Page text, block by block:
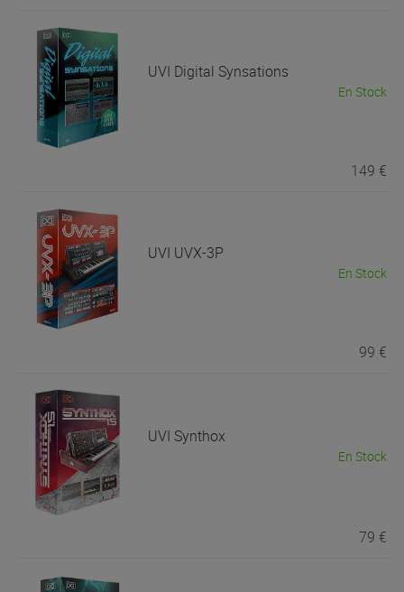
UVI Digital Synsations
En Stock
149 €
UVI UVX-3P
En Stock
99 €
UVISynthox
En Stock
79 €